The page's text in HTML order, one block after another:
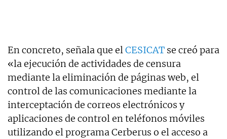
En concreto, señala que elCESICAT se creó para
«la ejecución de actividades de censura
mediante la eliminación de páginas web, el
control de las comunicaciones mediante la
interceptación de correos electrónicos y
aplicaciones de control en teléfonos móviles
utilizando el programa Cerberus o el acceso a